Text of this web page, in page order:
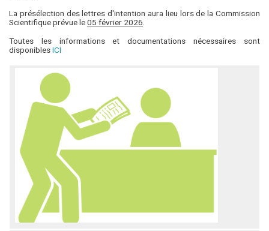
La présélection des lettres d'intention aura lieu lors de la Commission
Scientifique prévue le05 février 2026
Toutes les informations et documentations nécessaires sont
disponiblesICI